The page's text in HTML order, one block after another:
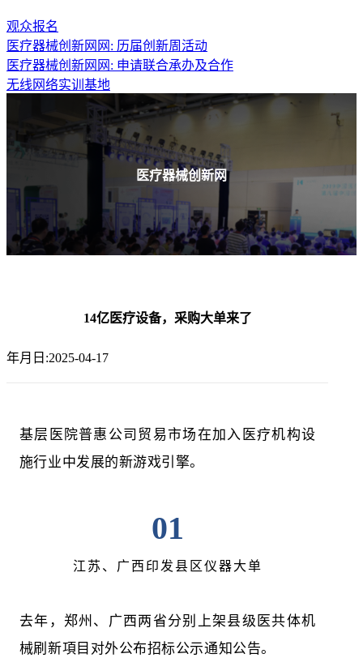
观众报名
医疗器械创新网网: 历届创新周活动
医疗器械创新网网: 申请联合承办及合作
无线网络实训基地
医疗器械创新网
14亿医疗设备，采购大单来了
年月日:2025-04-17
基层医院普惠公司贸易市场在加入医疗机构设
施行业中发展的新游戏引擎。
01
江苏、广西印发县区仪器大单
去年，郑州、广西两省分别上架县级医共体机
械刷新項目对外公布招标公示通知公告。